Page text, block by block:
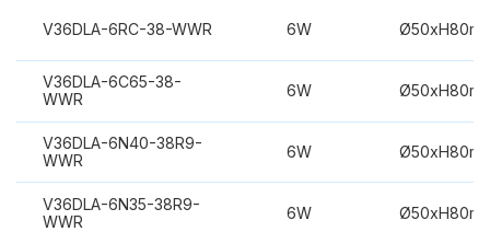
V36DLA-6RC-38-WWR 6W
V36DLA-6C65-38-
WWR
6W
V36DLA-6N40-38R9-
WWR
6W
V36DLA-6N35-38R9-
WWR
6W